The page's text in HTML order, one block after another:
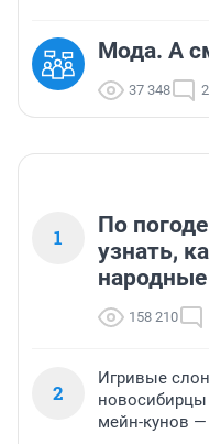
Мода. А
37 348
1
По
узнать,
158 210
2
Игривые
мейн-кунов